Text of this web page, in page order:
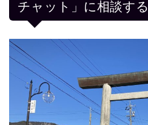
チャット」に相談する